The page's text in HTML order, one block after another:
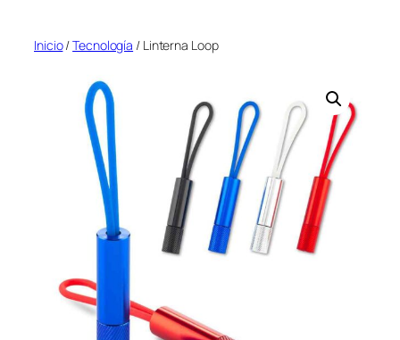
Inicio/Tecnología / Linterna Loop